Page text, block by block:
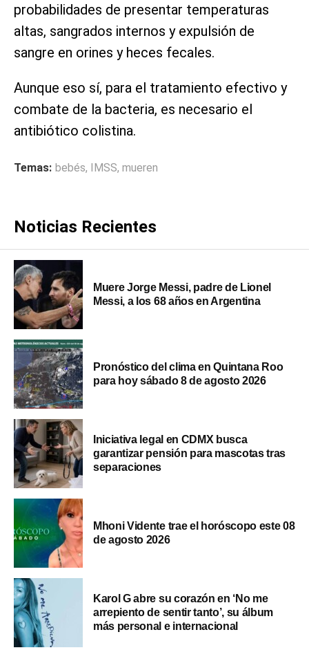
probabilidades de presentar temperaturas
altas, sangrados internos y expulsión de
sangre en orines y heces fecales.
Aunque eso sí, para el tratamiento efectivo y
combate de la bacteria, es necesario el
antibiótico colistina.
Temas: bebés, IMSS, mueren
Noticias Recientes
Muere Jorge Messi, padre de Lionel
Messi, a los 68 años en Argentina
Pronóstico del clima en Quintana Roo
para hoy sábado 8 de agosto 2026
Iniciativa legal en CDMX busca
garantizar pensión para mascotas tras
separaciones
Mhoni Vidente trae el horóscopo este 08
de agosto 2026
Karol G abre su corazón en ‘No me
arrepiento de sentir tanto’, su álbum
más personal e internacional